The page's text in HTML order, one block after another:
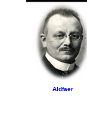
Aldfaer